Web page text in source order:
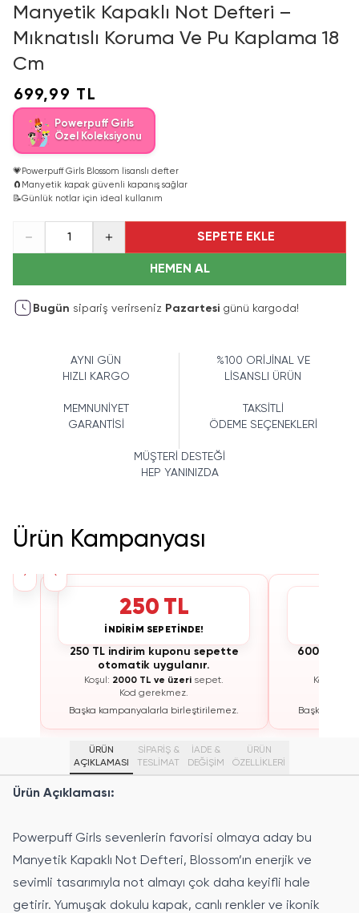
Manyetik Kapaklı Not Defteri –
Mıknatıslı Koruma Ve Pu Kaplama 18
Cm
699,99 TL
Powerpuff Girls
Özel Koleksiyonu
💗 Powerpuff Girls Blossom lisanslı defter
🧲 Manyetik kapak güvenli kapanış sağlar
📝Günlük notlar için ideal kullanım
1 SEPETE EKLE
HEMEN AL
Bugün sipariş verirseniz Pazartesi günü kargoda!
AYNI GÜN
HIZLI KARGO
%100 ORİJİNAL VE
LİSANSLI ÜRÜN
MEMNUNİYET
GARANTİSİ
TAKSİTLİ
ÖDEME SEÇENEKLERİ
MÜŞTERİ DESTEĞİ
HEP YANINIZDA
Ürün Kampanyası
‹
›
250 TL
İNDİRİM SEPETİNDE!
250 TL indirim kuponu sepette
otomatik uygulanır.
Koşul: 2000 TL ve üzeri sepet.
Kod gerekmez.
Başka kampanyalarla birleştirilemez.
600 TL
Koşul:
Başka
ÜRÜN
AÇIKLAMASI
SİPARİŞ &
TESLİMAT
İADE &
DEĞİŞİM
ÜRÜN
ÖZELLIKLERI
Ürün Açıklaması:
Powerpuff Girls sevenlerin favorisi olmaya aday bu
Manyetik Kapaklı Not Defteri, Blossom’ın enerjik ve
sevimli tasarımıyla not almayı çok daha keyifli hale
getirir. Yumuşak dokulu kapak, canlı renkler ve ikonik